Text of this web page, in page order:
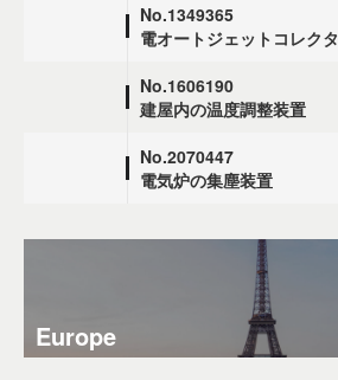
No.1349365
電オートジェットコレクタ
No.1606190
建屋内の温度調整装置
No.2070447
電気炉の集塵装置
Europe